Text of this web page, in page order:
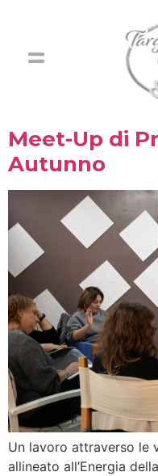
Meet-Up di
Autunno
Un lavoro attraverso le
allineato all’Energia